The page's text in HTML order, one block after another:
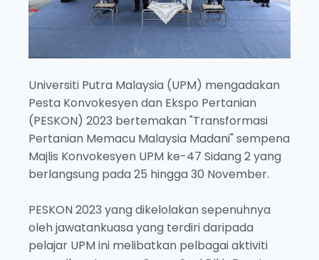
Universiti Putra Malaysia (UPM) mengadakan
Pesta Konvokesyen dan Ekspo Pertanian
(PESKON) 2023 bertemakan "Transformasi
Pertanian Memacu Malaysia Madani" sempena
Majlis Konvokesyen UPM ke-47 Sidang 2 yang
berlangsung pada 25 hingga 30 November.
PESKON 2023 yang dikelolakan sepenuhnya
oleh jawatankuasa yang terdiri daripada
pelajar UPM ini melibatkan pelbagai aktiviti